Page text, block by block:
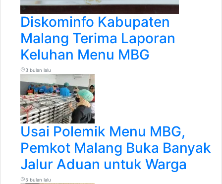
Diskominfo Kabupaten
Malang Terima Laporan
Keluhan Menu MBG
3 bulan lalu
Usai Polemik Menu MBG,
Pemkot Malang Buka Banyak
Jalur Aduan untuk Warga
5 bulan lalu